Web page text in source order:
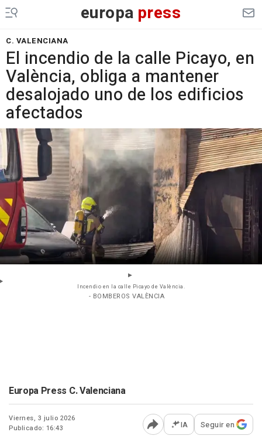
europa press
C. VALENCIANA
El incendio de la calle Picayo, en
València, obliga a mantener
desalojado uno de los edificios
afectados
Incendio en la calle Picayo de València.
- BOMBEROS VALÈNCIA
Europa Press C. Valenciana
Viernes, 3 julio 2026
Publicado: 16:43
Abrir opciones para
IA Seguir en